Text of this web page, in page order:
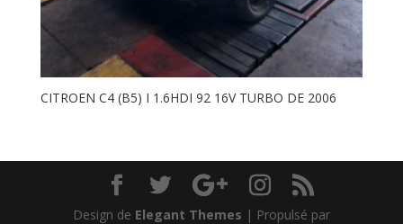
CITROEN C4 (B5) I 1.6HDI 92 16V TURBO DE 2006
Design de Elegant Themes | Propulsé par